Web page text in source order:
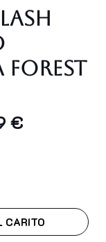
€
CARITO